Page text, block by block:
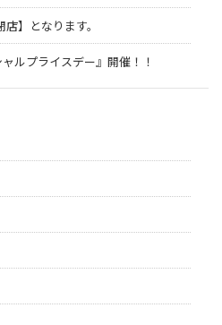
】となります。
ルプライスデー』開催！！